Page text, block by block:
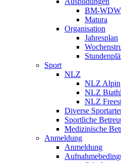
BM-WDW
Matura
Organisation
Jahresplan
Sport
NLZ
NLZ Alpin
NLZ
NLZ
Diverse
Sportliche
Medizinische
Anmeldung
Anmeldung